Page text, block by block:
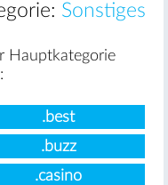
Sonstiges
Hauptkategorie
.best
.buzz
.casino